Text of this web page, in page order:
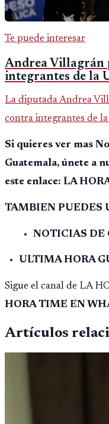
Te puede interesar
Andrea Villagrán
integrantes de la
La diputada Andrea
contra integrantes de
ilícita, terrorismo y
Si quieres ver mas
Guatemala, únete a
este enlace: LA
TAMBIEN PUEDES
NOTICIAS DE
ULTIMA HORA
Sigue el canal de LA
HORA TIME EN
Artículos